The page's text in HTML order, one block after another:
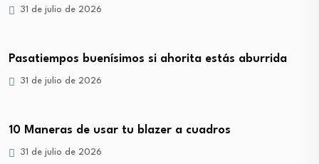
31 de julio de 2026
Pasatiempos buenísimos si ahorita estás aburrida
31 de julio de 2026
10 Maneras de usar tu blazer a cuadros
31 de julio de 2026